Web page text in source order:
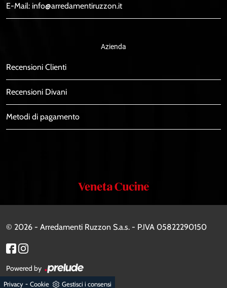
E-Mail: info@arredamentiruzzon.it
Azienda
Recensioni Clienti
Recensioni Divani
Metodi di pagamento
Veneta
© 2026 - Arredamenti Ruzzon S.a.s. - P.IVA 05822290150
Powered by
Privacy - Cookie Gestisci i consensi